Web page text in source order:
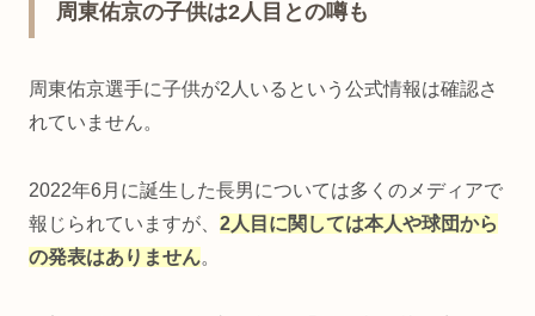
周東佑京の子供は2人目との噂も
周東佑京選手に子供が2人いるという公式情報は確認さ
れていません。
2022年6月に誕生した長男については多くのメディアで
報じられていますが、 2人目に関しては本人や球団から
の発表はありません。